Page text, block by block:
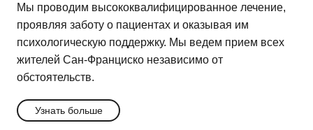
Мы проводим высококвалифицированное лечение,
проявляя заботу о пациентах и оказывая им
психологическую поддержку. Мы ведем прием всех
жителей Сан-Франциско независимо от
обстоятельств.
Узнать больше